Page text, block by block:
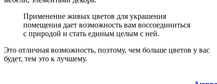
Применение живых цветов для украшения
помещения дает возможность вам воссоединиться
с природой и стать единым целым с ней.
Это отличная возможность, поэтому, чем больше цветов у вас
будет, тем это к лучшему.